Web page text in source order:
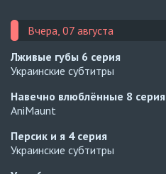
Вчера, 07 августа
Лживые губы 6 серия
Украинские субтитры
Навечно влюблённые 8 серия
AniMaunt
Персик и я 4 серия
Украинские субтитры